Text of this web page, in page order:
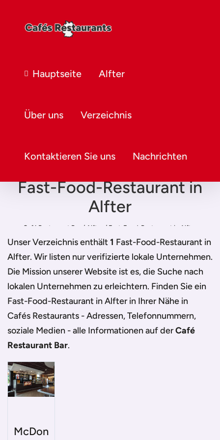
Hauptseite Alfter
Über uns Verzeichnis
Kontaktieren Sie uns Nachrichten
Fast-Food-Restaurant in
Alfter
Café Restaurant Bar / Alfter / Fast-Food-Restaurant in Alfter
Unser Verzeichnis enthält1 Fast-Food-Restaurant in
Alfter. Wir listen nur verifizierte lokale Unternehmen.
Die Mission unserer Website ist es, die Suche nach
lokalen Unternehmen zu erleichtern. Finden Sie ein
Fast-Food-Restaurant in Alfter in Ihrer Nähe in
Cafés Restaurants - Adressen, Telefonnummern,
soziale Medien - alle Informationen auf derCafé
Restaurant Bar.
McDon